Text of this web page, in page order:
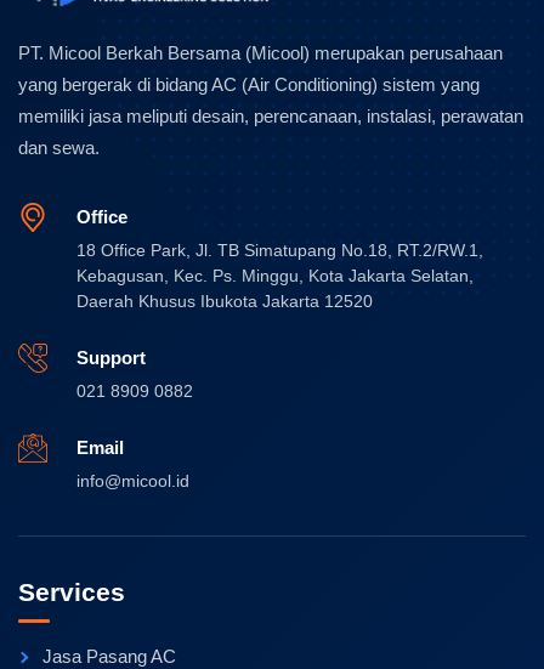
PT. Micool Berkah Bersama (Micool) merupakan perusahaan
yang bergerak di bidang AC (Air Conditioning) sistem yang
memiliki jasa meliputi desain, perencanaan, instalasi, perawatan
dan sewa.
Office
18 Office Park, Jl. TB Simatupang No.18, RT.2/RW.1,
Kebagusan, Kec. Ps. Minggu, Kota Jakarta Selatan,
Daerah Khusus Ibukota Jakarta 12520
Support
021 8909 0882
Email
info@micool.id
Services
Jasa Pasang AC